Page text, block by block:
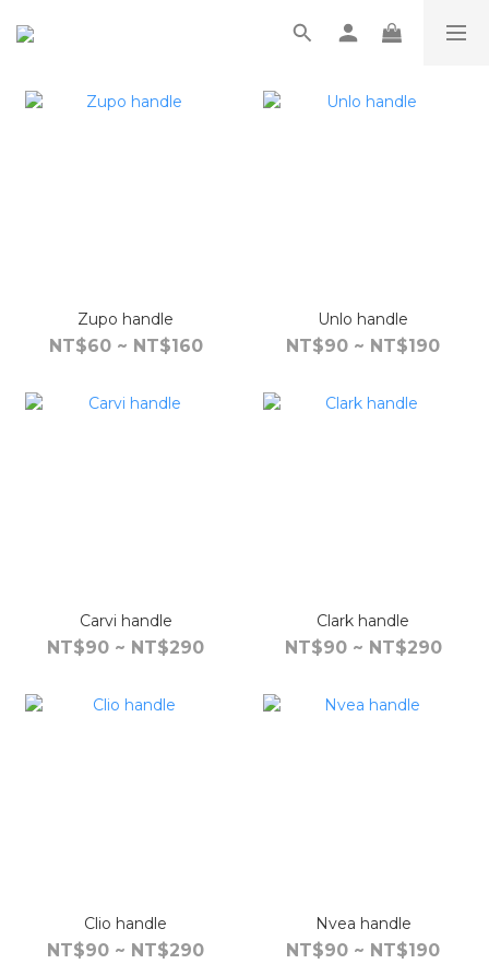
Zupo handle
NT$60 ~ NT$160
Unlo handle
NT$90 ~ NT$190
Carvi handle
NT$90 ~ NT$290
Clark handle
NT$90 ~ NT$290
Clio handle
NT$90 ~ NT$290
Nvea handle
NT$90 ~ NT$190